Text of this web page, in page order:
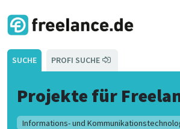
SUCHE PROFI SUCHE
Projekte für
Informations- und